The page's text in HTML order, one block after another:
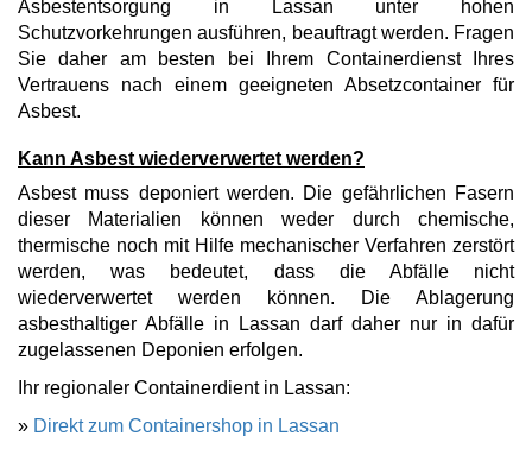
Asbestentsorgung in Lassan unter hohen
Schutzvorkehrungen ausführen, beauftragt werden. Fragen
Sie daher am besten bei Ihrem Containerdienst Ihres
Vertrauens nach einem geeigneten Absetzcontainer für
Asbest.
Kann Asbest wiederverwertet werden?
Asbest muss deponiert werden. Die gefährlichen Fasern
dieser Materialien können weder durch chemische,
thermische noch mit Hilfe mechanischer Verfahren zerstört
werden, was bedeutet, dass die Abfälle nicht
wiederverwertet werden können. Die Ablagerung
asbesthaltiger Abfälle in Lassan darf daher nur in dafür
zugelassenen Deponien erfolgen.
Ihr regionaler Containerdient in Lassan:
» Direkt zum Containershop in Lassan